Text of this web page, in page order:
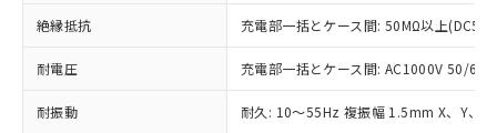
絶縁抵抗 充電部一括とケース間: 50MΩ以上
耐電圧 充電部一括とケース間: AC1000V 50/
耐振動 耐久: 10～55Hz 複振幅 1.5mm X、Y、Z
当社制御機器事業取扱商品の中には、
本サービスの対象外となる商品もある
ことをご了承ください。
在庫状況および標準価格照会結果は、
記載している更新日時点での社内デー
害物質有無と関係のない商品です。
仕入先様の事情により、非含有部品として
むを得ず変更することがあります。
基準値以下であることを示します。
「×」：最大均質材料含有率が中国RoHSの
基準値を超えていることを示します。
「－」：未確認です。当社販売部門へお問
当社は、これら貴社製品のうち、外国
（以下｢規制貨物等」という）を輸出